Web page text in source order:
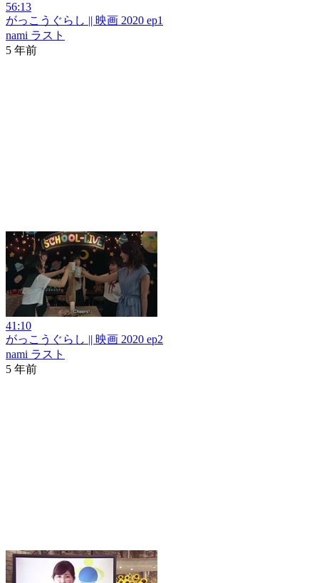
56:13
がっこうぐらし || 映画 2020 ep1
nami ラスト
5 年前
41:10
がっこうぐらし || 映画 2020 ep2
nami ラスト
5 年前